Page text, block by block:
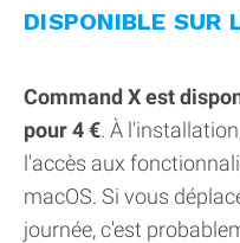
DISPONIBLE SUR
Command X est
pour 4 €. À
l'accès aux
macOS. Si vous
journée, c'est